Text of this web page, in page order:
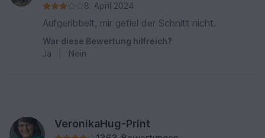
8. April 2024
Aufgeribbelt, mir gefiel der Schnitt nicht.
War diese Bewertung hilfreich?
Ja
Nein
VeronikaHug-Print